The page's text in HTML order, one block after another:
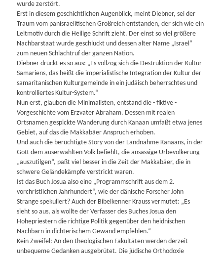
wurde zerstört.
Erst in diesem geschichtlichen Augenblick, meint Diebner, sei der
Traum vom panisraelitischen Großreich entstanden, der sich wie ein
Leitmotiv durch die Heilige Schrift zieht. Der einst so viel größere
Nachbarstaat wurde geschluckt und dessen alter Name „Israel“
zum neuen Schlachtruf der ganzen Nation.
Diebner drückt es so aus: „Es vollzog sich die Destruktion der Kultur
Samariens, das heißt die imperialistische Integration der Kultur der
samaritanischen Kulturgemeinde in ein judäisch beherrschtes und
kontrolliertes Kultur-System.“
Nun erst, glauben die Minimalisten, entstand die - fiktive -
Vorgeschichte vom Erzvater Abraham. Dessen mit realen
Ortsnamen gespickte Wanderung durch Kanaan umfaßt etwa jenes
Gebiet, auf das die Makkabäer Anspruch erhoben.
Und auch die berüchtigte Story von der Landnahme Kanaans, in der
Gott dem auserwählten Volk befiehlt, die ansässige Urbevölkerung
„auszutilgen“, paßt viel besser in die Zeit der Makkabäer, die in
schwere Geländekämpfe verstrickt waren.
Ist das Buch Josua also eine „Programmschrift aus dem 2.
vorchristlichen Jahrhundert“, wie der dänische Forscher John
Strange spekuliert? Auch der Bibelkenner Krauss vermutet: „Es
sieht so aus, als wollte der Verfasser des Buches Josua den
Hohepriestern die richtige Politik gegenüber den heidnischen
Nachbarn in dichterischem Gewand empfehlen.“
Kein Zweifel: An den theologischen Fakultäten werden derzeit
unbequeme Gedanken ausgebrütet. Die jüdische Orthodoxie